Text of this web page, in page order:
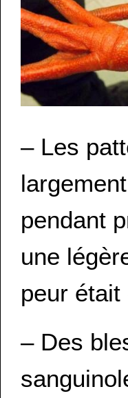
– Les
pendant
une
peur était
– Des